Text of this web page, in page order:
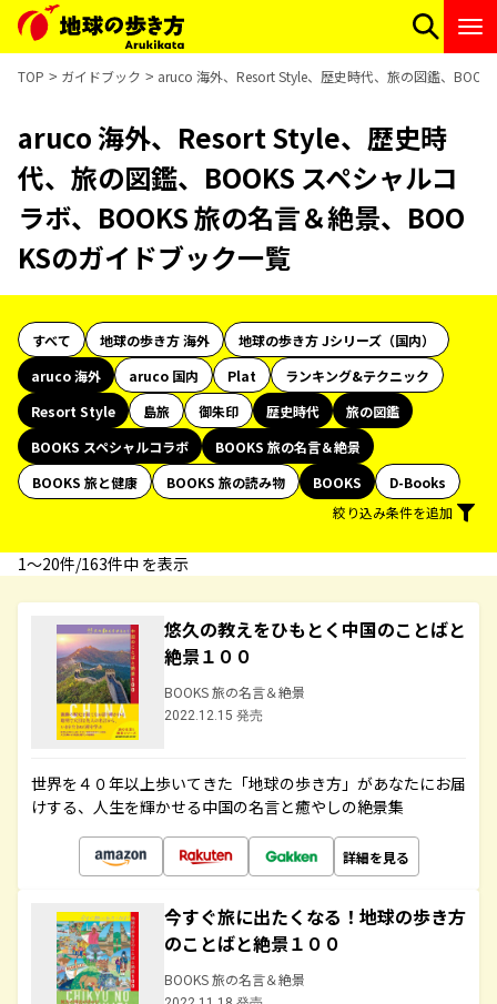
TOP ガイドブック aruco 海外、Resort Style、歴史時代、旅の図鑑、
aruco 海外、Resort Style、歴史時
代、旅の図鑑、BOOKS スペシャルコ
ラボ、BOOKS 旅の名言＆絶景、BOO
KSのガイドブック一覧
すべて 地球の歩き方 海外
地球の歩き方 Jシリーズ（国内）
aruco 海外
aruco 国内 Plat
ランキング&テクニック
Resort Style
島旅 御朱印 歴史時代
旅の図鑑
BOOKS スペシャルコラボ
BOOKS 旅の名言＆絶景
BOOKS 旅と健康
BOOKS 旅の読み物 BOOKS
D-Books
絞り込み条件を追加
1〜20件/163件中 を表示
悠久の教えをひもとく中国のことばと
絶景１００
BOOKS 旅の名言＆絶景
2022.12.15 発売
世界を４０年以上歩いてきた「地球の歩き方」があなたにお届
けする、人生を輝かせる中国の名言と癒やしの絶景集
詳細を見る
今すぐ旅に出たくなる！地球の歩き方
のことばと絶景１００
BOOKS 旅の名言＆絶景